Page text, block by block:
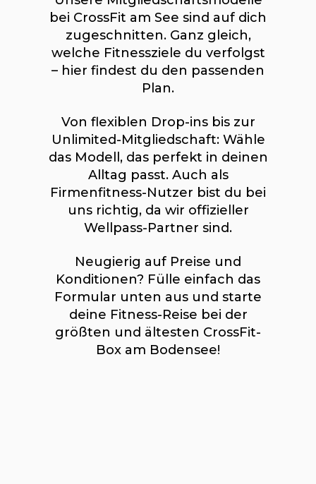
bei CrossFit am See sind auf dich
zugeschnitten. Ganz gleich,
welche Fitnessziele du verfolgst
– hier findest du den passenden
Plan.
Von flexiblen Drop-ins bis zur
Unlimited-Mitgliedschaft: Wähle
das Modell, das perfekt in deinen
Alltag passt. Auch als
Firmenfitness-Nutzer bist du bei
uns richtig, da wir offizieller
Wellpass-Partner sind.
Neugierig auf Preise und
Konditionen? Fülle einfach das
Formular unten aus und starte
deine Fitness-Reise bei der
größten und ältesten CrossFit-
Box am Bodensee!